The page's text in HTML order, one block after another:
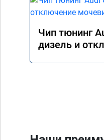
Чип тюнинг
дизель и